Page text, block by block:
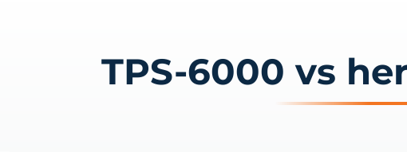
TPS-6000 vs